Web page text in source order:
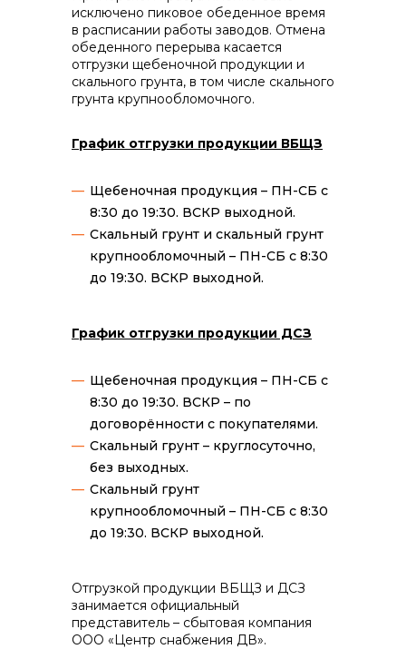
Контакты
info@vostokcement.ru
исключено пиковое обеденное время
в расписании работы заводов. Отмена
обеденного перерыва касается
отгрузки щебеночной продукции и
скального грунта, в том числе скального
грунта крупнообломочного.
График отгрузки продукции ВБЩЗ
Щебеночная продукция – ПН-СБ с
8:30 до 19:30. ВСКР выходной.
Скальный грунт и скальный грунт
крупнообломочный – ПН-СБ с 8:30
до 19:30. ВСКР выходной.
График отгрузки продукции ДСЗ
Щебеночная продукция – ПН-СБ с
8:30 до 19:30. ВСКР – по
договорённости с покупателями.
Скальный грунт – круглосуточно,
без выходных.
Скальный грунт
крупнообломочный – ПН-СБ с 8:30
до 19:30. ВСКР выходной.
Отгрузкой продукции ВБЩЗ и ДСЗ
занимается официальный
представитель – сбытовая компания
ООО «Центр снабжения ДВ».